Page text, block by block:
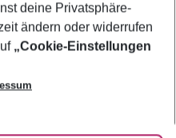
deine Privatsphäre-
ändern oder widerrufen
„Cookie-Einstellungen